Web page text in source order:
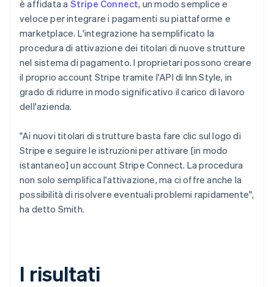
è affidata a Stripe Connect, un modo semplice e
veloce per integrare i pagamenti su piattaforme e
marketplace. L'integrazione ha semplificato la
procedura di attivazione dei titolari di nuove strutture
nel sistema di pagamento. I proprietari possono creare
il proprio account Stripe tramite l'API di Inn Style, in
grado di ridurre in modo significativo il carico di lavoro
dell'azienda.
"Ai nuovi titolari di strutture basta fare clic sul logo di
Stripe e seguire le istruzioni per attivare [in modo
istantaneo] un account Stripe Connect. La procedura
non solo semplifica l'attivazione, ma ci offre anche la
possibilità di risolvere eventuali problemi rapidamente",
ha detto Smith.
I risultati